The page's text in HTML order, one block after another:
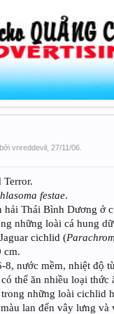
bởivnreddevil ,27/11/06
Terror.
festae.
hải Thái Bình Dương ở
những loài cá hung
cichlid (
cm.
8, nước mềm, nhiệt độ
thể ăn nhiều loại thức
những loài cichlid
lan đến vây lưng